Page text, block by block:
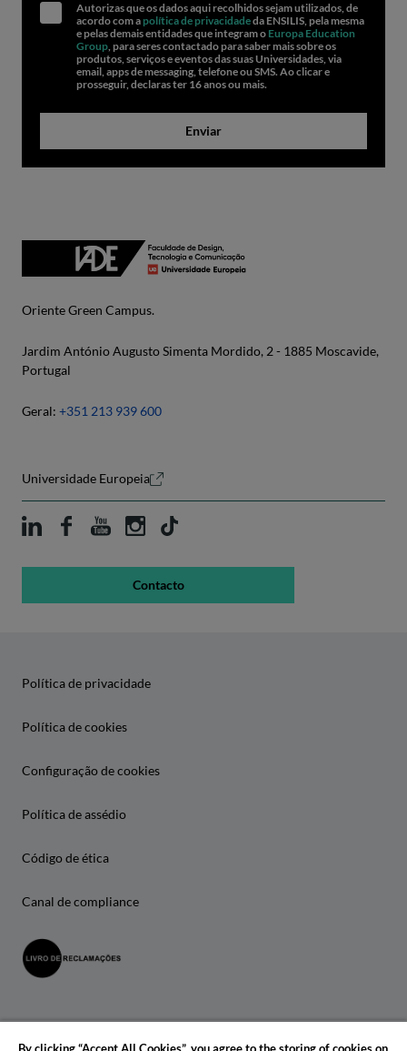
Autorizas que os dados aqui recolhidos sejam utilizados, de
acordo com a política de privacidadeda ENSILIS, pela mesma
e pelas demais entidades que integram o Europa Education
Group, para seres contactado para saber mais sobre os
produtos, serviços e eventos das suas Universidades, via
email, apps de messaging, telefone ou SMS. Ao clicar e
prosseguir, declaras ter 16 anos ou mais.
Enviar
Oriente Green Campus.
Jardim António Augusto Simenta Mordido, 2 - 1885 Moscavide,
Portugal
Geral: +351 213 939 600
Universidade Europeia
Contacto
Política de privacidade
Política de cookies
Configuração de cookies
Política de assédio
Código de ética
Canal de compliance